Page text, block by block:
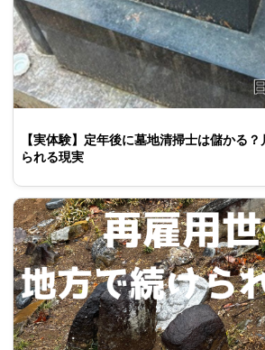
【実体験】定年後に墓地清掃士は儲かる
られる現実